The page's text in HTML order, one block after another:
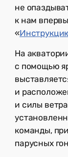
не
к нам
«
На
с помощью
и
и силы
команды,
парусных